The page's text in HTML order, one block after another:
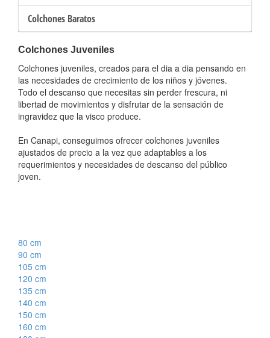
Colchones Baratos
Colchones Juveniles
Colchones juveniles, creados para el dia a dia pensando en
las necesidades de crecimiento de los niños y jóvenes.
Todo el descanso que necesitas sin perder frescura, ni
libertad de movimientos y disfrutar de la sensación de
ingravidez que la visco produce.
En Canapi, conseguimos ofrecer colchones juveniles
ajustados de precio a la vez que adaptables a los
requerimientos y necesidades de descanso del público
joven.
80 cm
90 cm
105 cm
120 cm
135 cm
140 cm
150 cm
160 cm